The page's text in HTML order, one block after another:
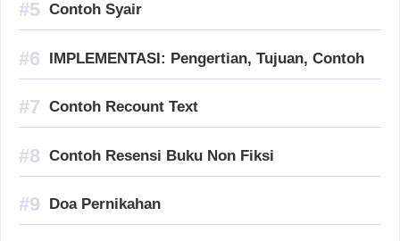
Contoh Syair
IMPLEMENTASI: Pengertian, Tujuan, Contoh
Contoh Recount Text
Contoh Resensi Buku Non Fiksi
Doa Pernikahan